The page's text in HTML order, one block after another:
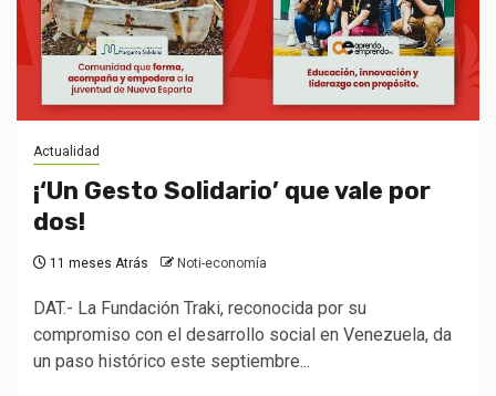
Actualidad
¡‘Un Gesto Solidario’ que vale por
dos!
11 meses Atrás Noti-economía
DAT.- La Fundación Traki, reconocida por su
compromiso con el desarrollo social en Venezuela, da
un paso histórico este septiembre...